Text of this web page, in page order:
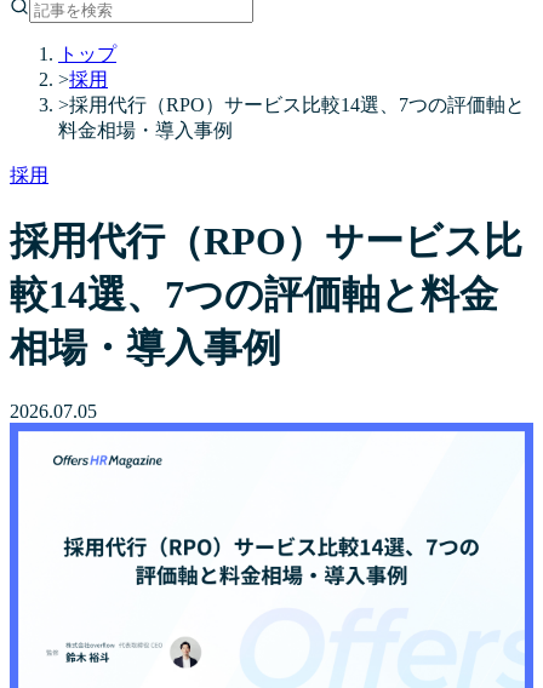
トップ
>採用
>採用代行（RPO）サービス比較14選、7つの評価軸と
料金相場・導入事例
採用
採用代行（RPO）サービス比
較14選、7つの評価軸と料金
相場・導入事例
2026.07.05